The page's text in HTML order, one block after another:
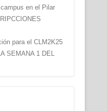
en el Pilar
para el CLM2K25
SEMANA 1 DEL